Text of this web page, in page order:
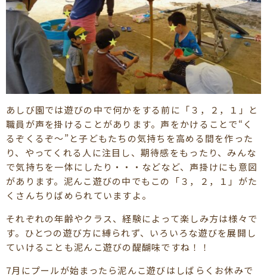
あしび園では遊びの中で何かをする前に「３，２，１」と
職員が声を掛けることがあります。声をかけることで“く
るぞくるぞ～”と子どもたちの気持ちを高める間を作った
り、やってくれる人に注目し、期待感をもったり、みんな
で気持ちを一体にしたり・・・などなど、声掛けにも意図
があります。泥んこ遊びの中でもこの「３，２，１」がた
くさんちりばめられていますよ。
それぞれの年齢やクラス、経験によって楽しみ方は様々で
す。ひとつの遊び方に縛られず、いろいろな遊びを展開し
ていけることも泥んこ遊びの醍醐味ですね！！
7月にプールが始まったら泥んこ遊びはしばらくお休みで